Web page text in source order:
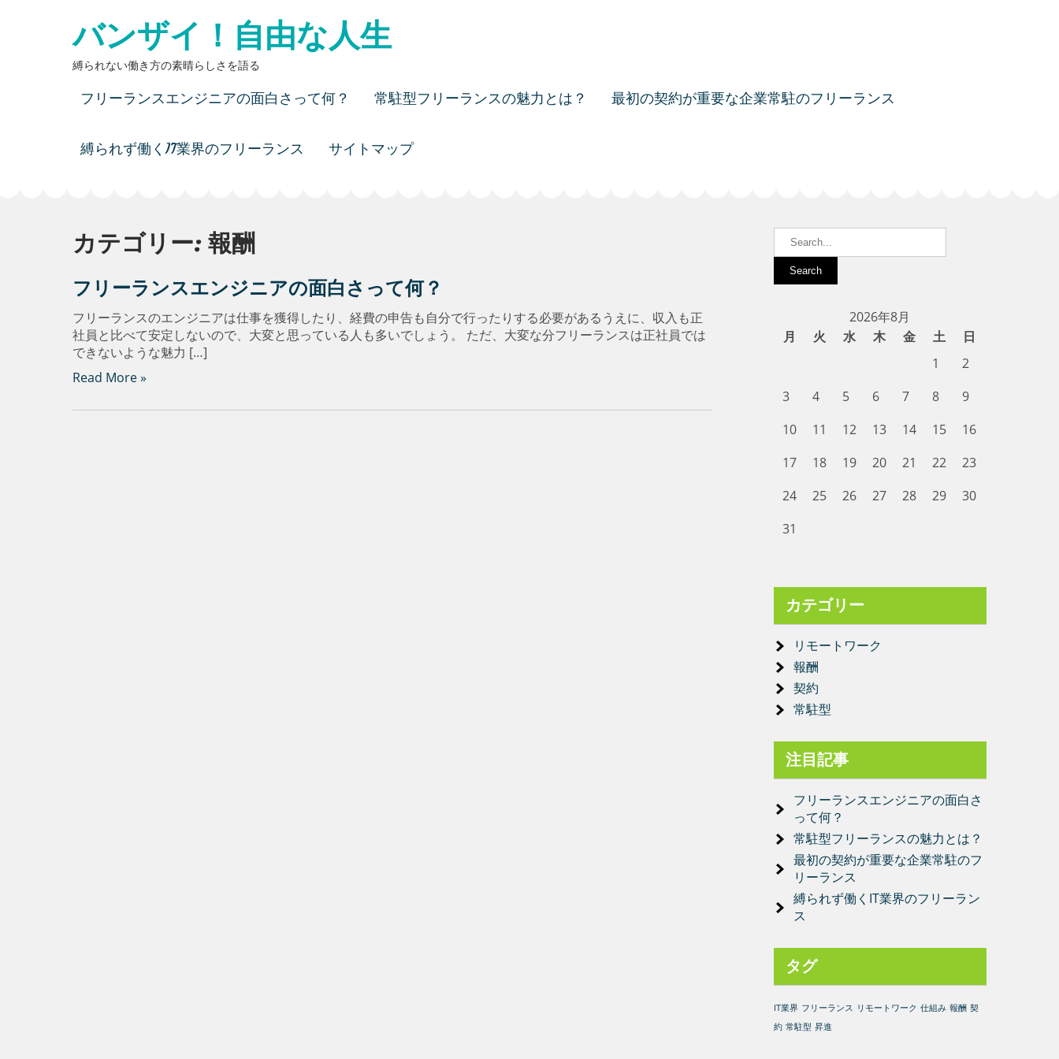
バンザイ！自由な人生
縛られない働き方の素晴らしさを語る
フリーランスエンジニアの面白さって何？ 常駐型フリーランスの魅力とは？ 最初の契約が重要な企業常駐のフリーランス
縛られず働くIT業界のフリーランス サイトマップ
カテゴリー: 報酬
フリーランスエンジニアの面白さって何？
フリーランスのエンジニアは仕事を獲得したり、経費の申告も自分で行ったりする必要があるうえに、収入も正
社員と比べて安定しないので、大変と思っている人も多いでしょう。 ただ、大変な分フリーランスは正社員では
できないような魅力 […]
Read More »
2026年8月
月
火 水 木 金 土
日
1
2
3
4 5 6 7 8
9
10
11 12 13 14 15
16
17
18 19 20 21 22
23
24
25 26 27 28 29
30
31
カテゴリー
リモートワーク
報酬
契約
常駐型
注目記事
フリーランスエンジニアの面白さ
って何？
常駐型フリーランスの魅力とは？
最初の契約が重要な企業常駐のフ
リーランス
縛られず働くIT業界のフリーラン
ス
タグ
IT業界 フリーランス リモートワーク 仕組み 報酬 契
約 常駐型 昇進